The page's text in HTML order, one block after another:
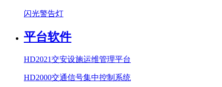
闪光警告灯
平台软件
HD2021交安设施运维管理平台
HD2000交通信号集中控制系统